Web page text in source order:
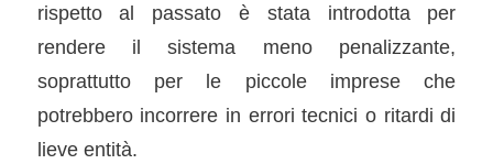
rispetto al passato è stata introdotta per
rendere il sistema meno penalizzante,
soprattutto per le piccole imprese che
potrebbero incorrere in errori tecnici o ritardi di
lieve entità.